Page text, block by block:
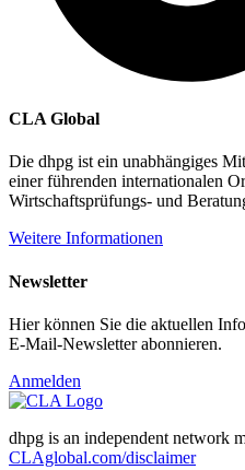
CLA Global
Die dhpg ist ein unabhängiges
einer führenden internationalen
Wirtschaftsprüfungs- und
Weitere Informationen
Newsletter
Hier können Sie die aktuellen
E-Mail-Newsletter abonnieren.
Anmelden
dhpg is an independent network
CLAglobal.com/disclaimer